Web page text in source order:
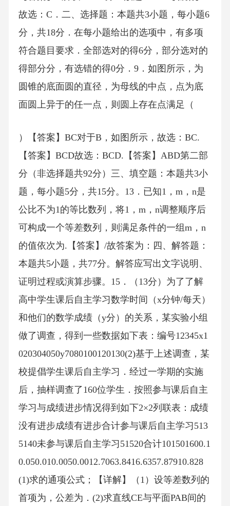
故选：C．二、选择题：本题共3小题，每小题6
分，共18分．在每小题给出的选项中，有多项
符合题目要求．全部选对的得6分，部分选对的
得部分分，有选错的得0分．9．如图所示，为
圆锥的底面圆的直径，为母线的中点，点为底
面圆上异于的任一点，则圆上存在点满足（
）【答案】BC对于B，如图所示，故选：BC.
【答案】BCD故选：BCD.【答案】ABD第二部
分（非选择题共92分）三、填空题：本题共3小
题，每小题5分，共15分。13．已知1，m，n是
公比不为1的等比数列，将1，m，n调整顺序后
可构成一个等差数列，则满足条件的一组m，n
的值依次为.【答案】/故答案为：四、解答题：
本题共5小题，共77分。解答应写出文字说明、
证明过程或演算步骤。15．（13分）为了了解
高中学生课后自主学习数学时间（x分钟/每天）
和他们的数学成绩（y分）的关系，某实验小组
做了调查，得到一些数据如下表：编号12345x1
020304050y7080100120130(2)基于上述调查，某
校提倡学生课后自主学习．经过一学期的实施
后，抽样调查了160位学生．按照参与课后自主
学习与成绩进步情况得到如下2×2列联表：成绩
没有进步成绩有进步合计参与课后自主学习513
5140未参与课后自主学习51520合计101501600.1
0.050.010.0050.0012.7063.8416.6357.87910.828
(1)求的通项公式；【详解】（1）设等差数列的
首项为，公差为．(2)求直线CE与平面PAB间的